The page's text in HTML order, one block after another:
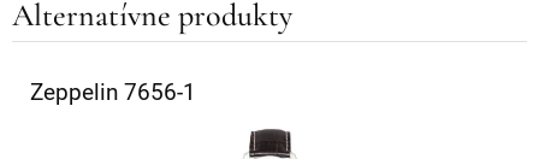
Alternatívne produkty
Zeppelin 7656-1